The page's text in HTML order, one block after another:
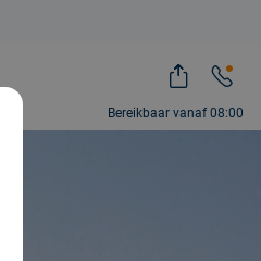
Bereikbaar vanaf 08:00